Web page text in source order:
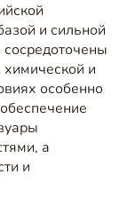
и сильной
и
особенно
а
и